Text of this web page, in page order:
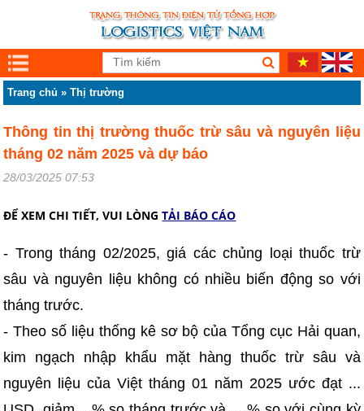
Trang chủ »Thị trường
Thông tin thị trường thuốc trừ sâu và nguyên liệu
tháng 02 năm 2025 và dự báo
28/03/2025 07:53
ĐỂ XEM CHI TIẾT, VUI LÒNGTẢI BÁO CÁO
- Trong tháng 02/2025, giá các chủng loại thuốc trừ
sâu và nguyên liệu không có nhiều biến động so với
tháng trước.
- Theo số liệu thống kê sơ bộ của Tổng cục Hải quan,
kim ngạch nhập khẩu mặt hàng thuốc trừ sâu và
nguyên liệu của Việt tháng 01 năm 2025 ước đạt ...